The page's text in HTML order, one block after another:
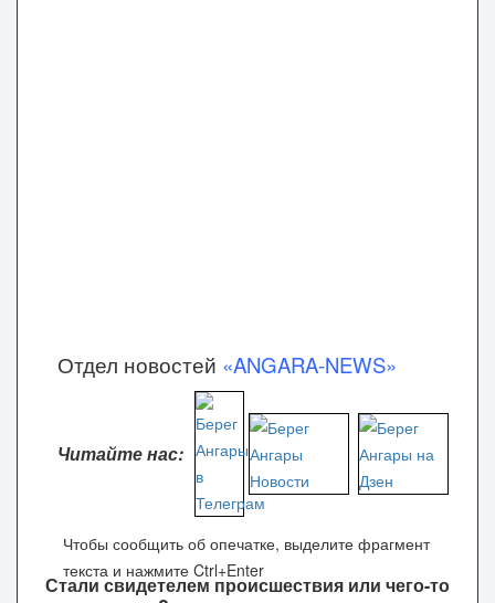
Отдел новостей «ANGARA-NEWS»
Читайте нас:
Стали свидетелем происшествия или чего-то
Чтобы сообщить об опечатке, выделите фрагмент
текста и нажмите Ctrl+Enter